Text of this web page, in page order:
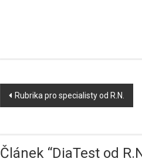
Navigace
Rubrika pro specialisty od R.N.
Článek “DiaTest od